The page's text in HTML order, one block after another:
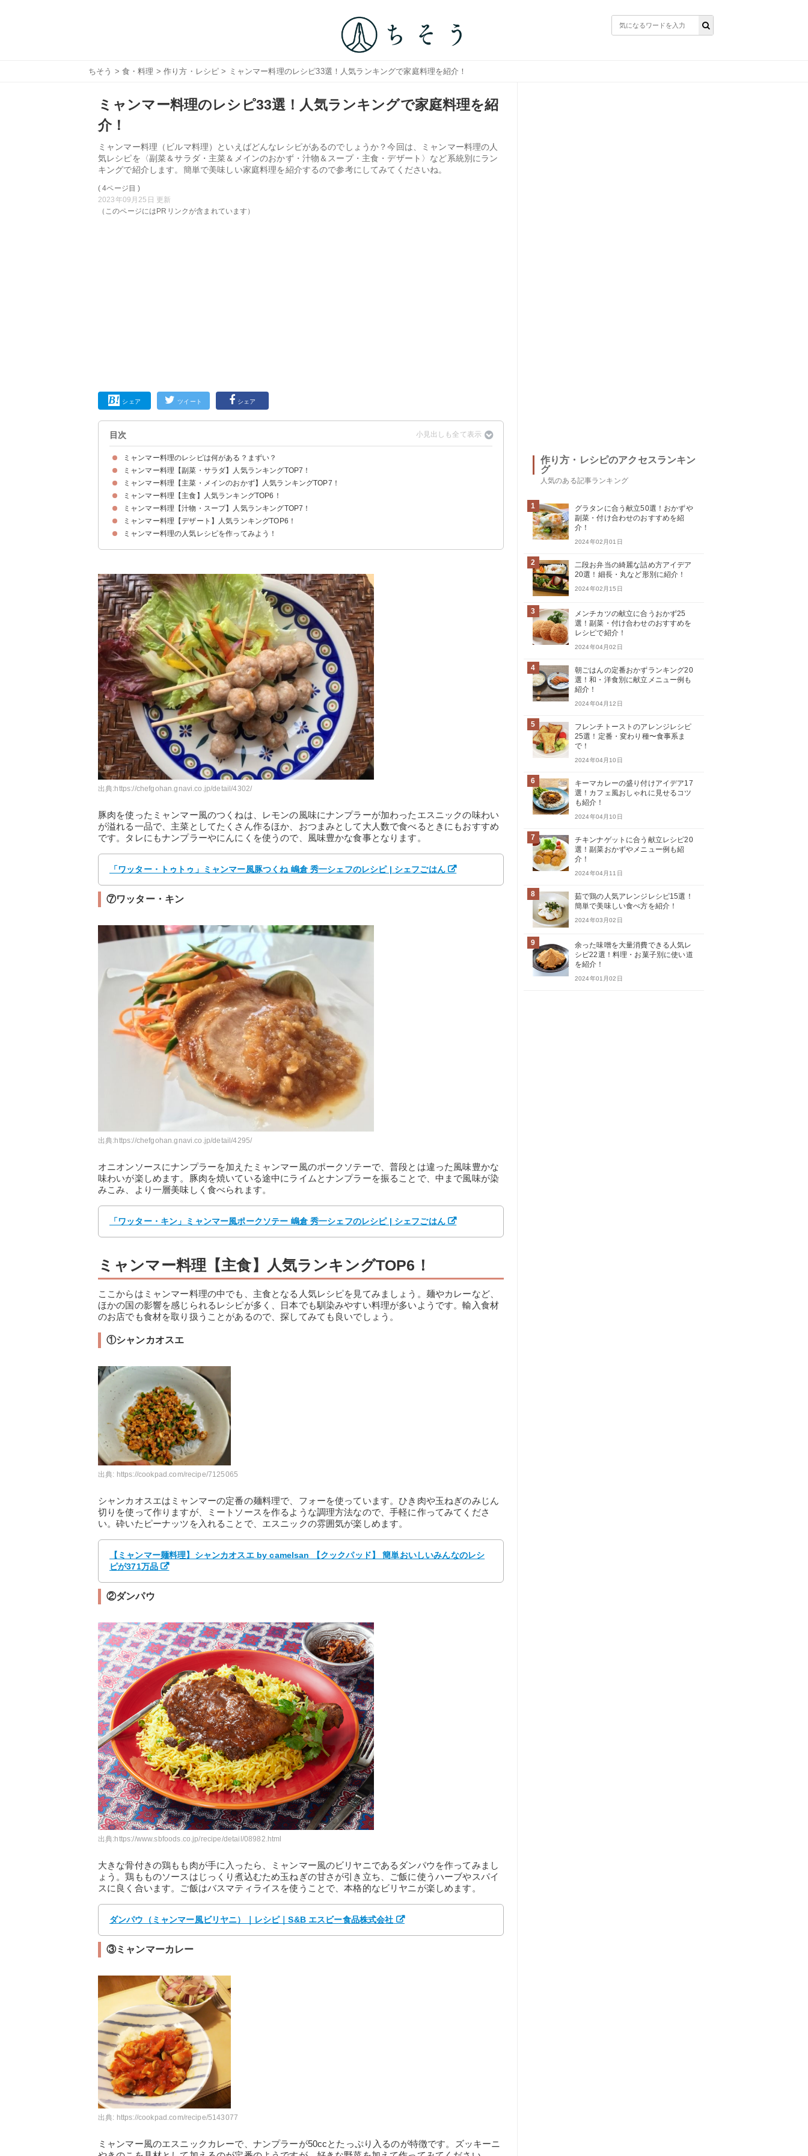
ちそう > 食・料理 >作り方・レシピ > ミャンマー料理のレシピ33選！人気ランキングで家庭料理を紹介！
ミャンマー料理のレシピ33選！人気ランキングで家庭料理を紹
介！
ミャンマー料理（ビルマ料理）といえばどんなレシピがあるのでしょうか？今回は、ミャンマー料理の人
気レシピを〈副菜＆サラダ・主菜＆メインのおかず・汁物＆スープ・主食・デザート〉など系統別にラン
キングで紹介します。簡単で美味しい家庭料理を紹介するので参考にしてみてくださいね。
( 4ページ目 )
2023年09月25日 更新
（このページにはPRリンクが含まれています）
シェア ツイート シェア
目次
ミャンマー料理のレシピは何がある？まずい？
まずはミャンマー料理の特徴を知っておこう
ミャンマー料理の有名な食べ物
ミャンマー料理【副菜・サラダ】人気ランキングTOP7！
①焼きなすサラダ
②カチン族の家庭料理の里芋煮込み
③ラペットゥ
④ラペットゥ（マンダレー式）
⑤ボツクササラダ
⑥おつまみにおすすめのサムサ
⑦トーフーヒン
ミャンマー料理【主菜・メインのおかず】人気ランキングTOP7！
①豚肉のスペアリブ
②ピーマンと卵の炒めもの
③ミャンマーの家庭料理チェッターアールヒン
④蟹の唐揚げ
⑤ミャンマー風唐揚げ
⑥ワッター・トゥトゥ
⑦ワッター・キン
ミャンマー料理【主食】人気ランキングTOP6！
①シャンカオスエ
②ダンパウ
③ミャンマーカレー
④エビカレー
⑤ミャンマーの麺料理マンダレーモンティ
⑥ミャンマー風油そば
ミャンマー料理【汁物・スープ】人気ランキングTOP7！
①モヒンガー
②ご飯に良く合うチキンカレー
③ビルマ汁
④シンプルで作りやすいヒンガー
⑤魚を使ったカレーのンガーヒン
⑥ビルマヒン
⑦蟹のカレー
ミャンマー料理【デザート】人気ランキングTOP6！
①ココナッツゼリー
②ミャンマーの白玉デザートモンローイェポー
③マライン
④ココナッツミルクケーキ
⑤モンピャータレッ
⑥甘いミャンマー紅茶
ミャンマー料理の人気レシピを作ってみよう！
出典:https://chefgohan.gnavi.co.jp/detail/4302/
豚肉を使ったミャンマー風のつくねは、レモンの風味にナンプラーが加わったエスニックの味わい
が溢れる一品で、主菜としてたくさん作るほか、おつまみとして大人数で食べるときにもおすすめ
です。タレにもナンプラーやにんにくを使うので、風味豊かな食事となります。
「ワッター・トゥトゥ」ミャンマー風豚つくね 嶋倉 秀一シェフのレシピ | シェフごはん
⑦ワッター・キン
出典:https://chefgohan.gnavi.co.jp/detail/4295/
オニオンソースにナンプラーを加えたミャンマー風のポークソテーで、普段とは違った風味豊かな
味わいが楽しめます。豚肉を焼いている途中にライムとナンプラーを振ることで、中まで風味が染
みこみ、より一層美味しく食べられます。
「ワッター・キン」ミャンマー風ポークソテー 嶋倉 秀一シェフのレシピ | シェフごはん
ミャンマー料理【主食】人気ランキングTOP6！
ここからはミャンマー料理の中でも、主食となる人気レシピを見てみましょう。麺やカレーなど、
ほかの国の影響を感じられるレシピが多く、日本でも馴染みやすい料理が多いようです。輸入食材
のお店でも食材を取り扱うことがあるので、探してみても良いでしょう。
①シャンカオスエ
出典: https://cookpad.com/recipe/7125065
シャンカオスエはミャンマーの定番の麺料理で、フォーを使っています。ひき肉や玉ねぎのみじん
切りを使って作りますが、ミートソースを作るような調理方法なので、手軽に作ってみてくださ
い。砕いたピーナッツを入れることで、エスニックの雰囲気が楽しめます。
【ミャンマー麺料理】シャンカオスエ by camelsan 【クックパッド】 簡単おいしいみんなのレシ
ピが371万品
②ダンパウ
出典:https://www.sbfoods.co.jp/recipe/detail/08982.html
大きな骨付きの鶏もも肉が手に入ったら、ミャンマー風のビリヤニであるダンパウを作ってみまし
ょう。鶏もものソースはじっくり煮込むため玉ねぎの甘さが引き立ち、ご飯に使うハーブやスパイ
スに良く合います。ご飯はバスマティライスを使うことで、本格的なビリヤニが楽しめます。
ダンパウ（ミャンマー風ビリヤニ）｜レシピ｜S&B エスビー食品株式会社
③ミャンマーカレー
出典: https://cookpad.com/recipe/5143077
ミャンマー風のエスニックカレーで、ナンプラーが50ccとたっぷり入るのが特徴です。ズッキーニ
作り方・レシピのアクセスランキン
グ
人気のある記事ランキング
1
グラタンに合う献立50選！おかずや
副菜・付け合わせのおすすめを紹
介！
2024年02月01日
2
二段お弁当の綺麗な詰め方アイデア
20選！細長・丸など形別に紹介！
2024年02月15日
3
メンチカツの献立に合うおかず25
選！副菜・付け合わせのおすすめを
レシピで紹介！
2024年04月02日
4
朝ごはんの定番おかずランキング20
選！和・洋食別に献立メニュー例も
紹介！
2024年04月12日
5
フレンチトーストのアレンジレシピ
25選！定番・変わり種〜食事系ま
で！
2024年04月10日
6
キーマカレーの盛り付けアイデア17
選！カフェ風おしゃれに見せるコツ
も紹介！
2024年04月10日
7
チキンナゲットに合う献立レシピ20
選！副菜おかずやメニュー例も紹
介！
2024年04月11日
8
茹で鶏の人気アレンジレシピ15選！
簡単で美味しい食べ方を紹介！
2024年03月02日
9
余った味噌を大量消費できる人気レ
シピ22選！料理・お菓子別に使い道
を紹介！
2024年01月02日